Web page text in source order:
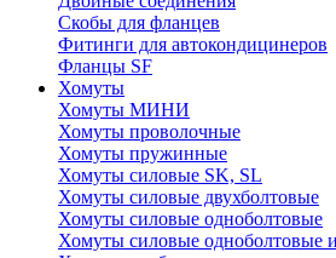
Скобы для фланцев
Фитинги для автокондицинеров
Фланцы SF
Хомуты
Хомуты МИНИ
Хомуты проволочные
Хомуты пружинные
Хомуты силовые SK, SL
Хомуты силовые двухболтовые
Хомуты силовые одноболтовые
Хомуты силовые одноболтовые